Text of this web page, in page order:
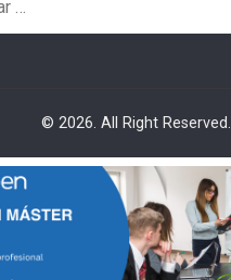
© 2026. All Right Reserved.